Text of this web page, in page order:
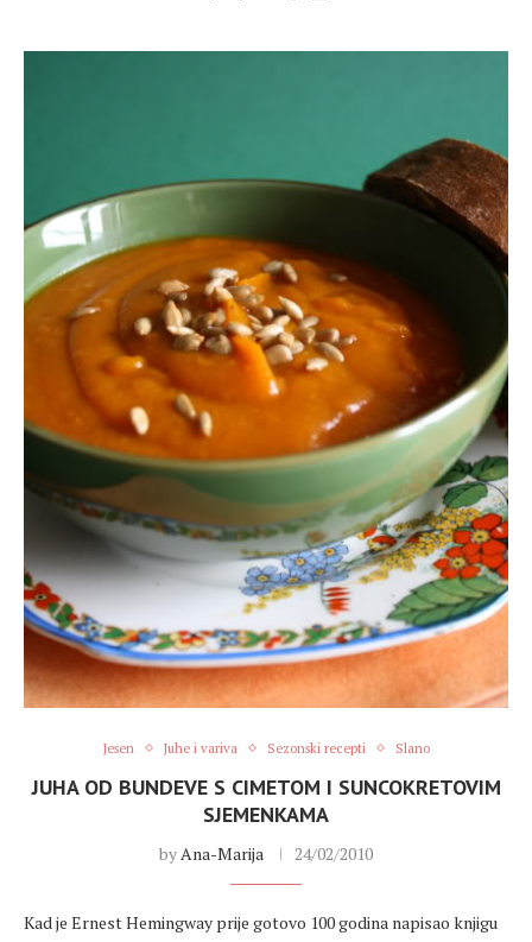
Jesen Juhe i variva Sezonski recepti Slano
JUHA OD BUNDEVE S CIMETOM I SUNCOKRETOVIM
SJEMENKAMA
by Ana-Marija 24/02/2010
Kad je Ernest Hemingway prije gotovo 100 godina napisao knjigu